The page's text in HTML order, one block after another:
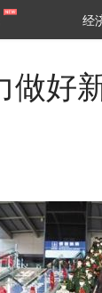
经
做好